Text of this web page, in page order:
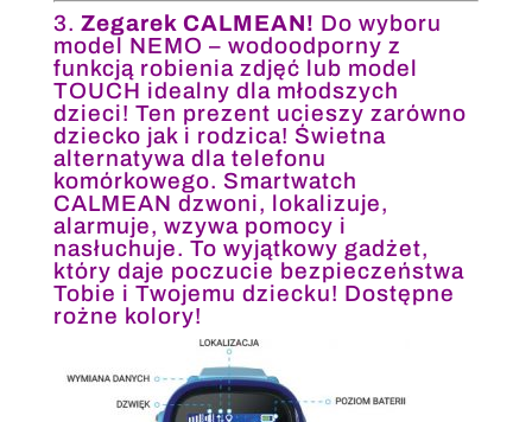
3. Zegarek CALMEAN! Do wyboru
model NEMO – wodoodporny z
funkcją robienia zdjęć lub model
TOUCH idealny dla młodszych
dzieci! Ten prezent ucieszy zarówno
dziecko jak i rodzica! Świetna
alternatywa dla telefonu
komórkowego. Smartwatch
CALMEAN dzwoni, lokalizuje,
alarmuje, wzywa pomocy i
nasłuchuje. To wyjątkowy gadżet,
który daje poczucie bezpieczeństwa
Tobie i Twojemu dziecku! Dostępne
rożne kolory!